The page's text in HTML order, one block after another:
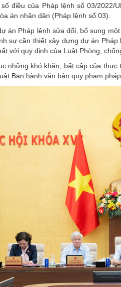
điều của Pháp lệnh số 03/2022/
án nhân dân (Pháp lệnh số 03).
án Pháp lệnh sửa đổi, bổ sung
sự cần thiết xây dựng dự án
với quy định của Luật Phòng,
những khó khăn, bất cập của
Ban hành văn bản quy phạm pháp